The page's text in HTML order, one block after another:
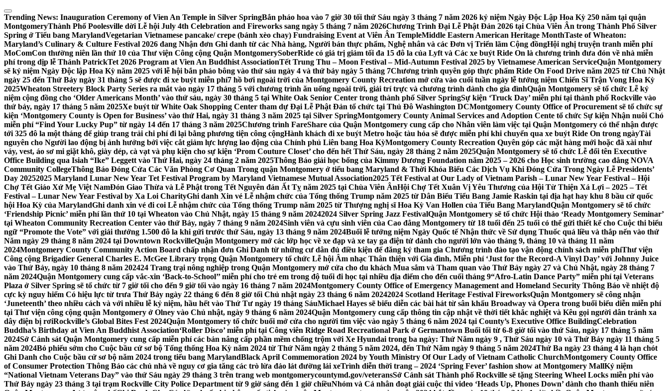
Skip
to
content
Trending News: Inauguration Ceremony of Vien An Temple in Silver SpringBắn pháo hoa vào 7 giờ 30 tối thứ Sáu ngày 3 tháng 7 năm 2026 kỷ niệm Ngày Độc Lập Hoa Kỳ 250 năm tại quận
MontgomeryThành Phố Poolesville dời Lễ hội July 4th Celebration and Fireworks sang ngày 5 tháng 7 năm 2026Chương Trình Đại Lễ Phật Đản 2026 tại Chùa Viên Ân trong Thành Phố Silver
Spring ở Tiểu bang MarylandVegetarian Vietnamese pancake/ crepe (bánh xèo chay) Fundraising Event at Viên Ân TempleMiddle Eastern American Heritage MonthTaste of Wheaton:
Maryland’s Culinary & Culture Festival 2026 đang Nhận đơn Ghi danh từ các Nhà hàng, Người bán thực phẩm, Nghệ nhân và các Đơn vị Triển lãm Cộng đồngHội nghị truyện tranh miễn phí
MoComCon thường niên lần thứ 10 của Thư viện Công cộng Quận MontgomerySoberRide có giá trị giảm tối đa 15 đô la của Lyft và Các xe buýt Ride On là chương trình đưa đón về nhà miễn
phí trong dịp lễ Thánh PatrickTet 2026 Program at Vien An Buddhist AssociationTết Trung Thu – Moon Festival – Mid-Autumn Festival 2025 by Vietnamese American ServiceQuận Montgomery
sẽ kỷ niệm Ngày Độc lập Hoa Kỳ năm 2025 với lễ hội bắn pháo bông vào thứ sáu ngày 4 và thứ bảy ngày 5 tháng 7Chương trình quyên góp thực phẩm Ride On Food Drive năm 2025 từ Chủ Nhật
ngày 25 đến Thứ Bảy ngày 31 tháng 5 sẽ được đi xe buýt miễn phí7 hồ bơi ngoài trời của Montgomery County Recreation mở cửa vào cuối tuần ngày lễ tưởng niệm Chiến Sĩ Trận Vong Hoa Kỳ
2025Wheaton Streetery Block Party Series ra mắt vào ngày 17 tháng 5 với chương trình ăn uống ngoài trời, giải trí trực và chương trình dành cho gia đìnhQuận Montgomery sẽ tổ chức Lễ kỷ
niệm cộng đồng cho ‘Older Americans Month’ vào thứ sáu, ngày 30 tháng 5 tại White Oak Senior Center trong thành phố Silver SpringSự kiện ‘Truck Day’ miễn phí tại thành phố Rockville vào
thứ bảy, ngày 17 tháng 5 năm 2025Xe buýt từ White Oak Shopping Center tham dự Đại Lễ Phật Đản tổ chức tại Thủ Đô Washington DCMontgomery County Office of Procurement sẽ tổ chức sự
kiện ‘Montgomery County is Open for Business’ vào thứ Hai, ngày 31 tháng 3 năm 2025 tại Silver SpringMontgomery County Animal Services and Adoption Cente tổ chức Sự kiện Nhận nuôi Chó
miễn phí “Find Your Lucky Pup” từ ngày 14 đến 17 tháng 3 năm 2025Chương trình FareShare của Quận Montgomery cung cấp cho Nhân viên làm việc tại Quận Montgomery có thể nhận được
tới 325 đô la một tháng để giúp trang trải chi phí đi lại bằng phương tiện công cộngHành khách đi xe buýt Metro hoặc tàu hỏa sẽ được miễn phí khi chuyển qua xe buýt Ride On trong ngàyTài
nguyên cho Người lao động bị ảnh hưởng bởi việc cắt giảm lực lượng lao động của Chính phủ Liên bang Hoa KỳMontgomery County Recreation Quyên góp các mặt hàng mới hoặc đã xài như
váy, vest, áo sơ mi giặt khô, giày dép, cà vạt và phụ kiện cho sự kiện ‘Prom Couture Closet’ cho đến hết Thứ Sáu, ngày 28 tháng 2 năm 2025Quận Montgomery sẽ tổ chức Lễ đổi tên Executive
Office Building qua Isiah “Ike” Leggett vào Thứ Hai, ngày 24 tháng 2 năm 2025Thông Báo giải học bổng của Kimmy Dương Foundation năm 2025 – 2026 cho Học sinh trường cao đẳng NOVA
Community CollegeThông Báo Đóng Cửa Các Văn Phòng Cơ Quan Trong quận Montgomery ở tiểu bang Maryland & Thời Khóa Biểu Các Dịch Vụ Khi Đóng Cửa Trong Ngày Lễ Presidents’
Day 20252025 Maryland Lunar New Year Tet Festival Program by Maryland Vietnamese Mutual Association2025 Tết Festival at Our Lady of Vietnam Parish – Lunar New Year Festival – Hội
Chợ Tết Giáo Xứ Mẹ Việt NamĐón Giao Thừa và Lễ Phật trong Tết Nguyên đán Ất Tỵ năm 2025 tại Chùa Viên ÂnHội Chợ Tết Xuân Vị Yêu Thương của Hội Từ Thiện Xá Lợi – 2025 – Tết
Festival – Lunar New Year Festival by Xa Loi CharityGhi danh Xin vé Lễ nhậm chức của Tổng thống Trump năm 2025 từ Dân Biểu Tiểu Bang Jamie Raskin tại địa hạt hay khu 8 bầu cử quốc
hội Hoa Kỳ của MarylandGhi danh xin vé đi coi Lễ nhậm chức của Tổng thống Trump năm 2025 từ Thượng nghị sĩ Hoa Kỳ Van Hollen của Tiểu Bang MarylandQuận Montgomery sẽ tổ chức
‘Friendship Picnic’ miễn phí lần thứ 10 tại Wheaton vào Chủ Nhật, ngày 15 tháng 9 năm 20242024 Silver Spring Jazz FestivalQuận Montgomery sẽ tổ chức Hội thảo ‘Ready Montgomery Seminar’
tại Wheaton Community Recreation Center vào thứ Bảy, ngày 7 tháng 9 năm 2024Sinh viên và cựu sinh viên của Cao đẳng Montgomery từ 18 tuổi đến 25 tuổi có thể gửi thiết kế cho Cuộc thi biểu
ngữ “Promote the Vote” với giải thưởng 1.500 đô la khi gửi trước thứ Sáu, ngày 13 tháng 9 năm 2024Buổi lễ tưởng niệm Ngày Quốc tế Nhận thức về Sử dụng Thuốc quá liều và thắp nến vào thứ
Năm ngày 29 tháng 8 năm 2024 tại Downtown RockvilleQuận Montgomery mở các lớp học về xe đạp và xe tay ga điện tử dành cho người lớn vào tháng 9, tháng 10 và tháng 11 năm
2024Montgomery County Community Action Board chấp nhận đơn Ghi Danh từ những cư dân đủ điều kiện để đăng ký tham gia Chương trình đào tạo vận động chính sách miễn phíThư viện
Công cộng Brigadier General Charles E. McGee Library trọng Quận Montgomery tổ chức Lễ hội Âm nhạc Thân thiện với Gia đình, Miễn phí ‘Just for the Record-A Vinyl Day’ với Johnny Juice
vào Thứ Bảy, ngày 10 tháng 8 năm 202424 Trang trại nông nghiệp trong Quận Montgomery mở cửa cho du khách Mua sắm và Tham quan vào Thứ Bảy ngày 27 và Chủ Nhật, ngày 28 tháng 7
năm 2024Quận Montgomery cung cấp vắc-xin ‘Back-to-School’’ miễn phí cho trẻ em trong độ tuổi đi học tại nhiều địa điểm cho đến cuối tháng 9“Afro-Latin Dance Party” miễn phí tại Veterans
Plaza ở Silver Spring sẽ tổ chức từ 7 giờ tối cho đến 9 giờ tối vào ngày 16 tháng 7 năm 2024Montgomery County Office of Emergency Management and Homeland Security Thông Báo về nhiệt độ
cực kỳ nguy hiểm Có hiệu lực từ trưa Thứ Bảy ngày 22 tháng 6 đến 8 giờ tối Chủ nhật ngày 23 tháng 6 năm 20242024 Scotland Heritage Festival FireworksQuận Montgomery sẽ công nhận
‘Juneteenth’ theo nhiều cách và với nhiều lễ kỷ niệm, hầu hết vào Thứ Tư ngày 19 tháng SáuMichael Hayes sẽ biểu diễn các bài hát từ sân khấu Broadway và Opera trong buổi biểu diễn miễn phí
tại Thư viện công cộng quận Montgomery ở Olney vào Chủ nhật, ngày 9 tháng 6 năm 2024Quận Montgomery cung cấp thông tin cập nhật về thời tiết khắc nghiệt và Kêu gọi người dân tránh xa
dây điện bị rơiRockville’s Global Bites Fest 2024Quận Montgomery tổ chức buổi mở cửa cho người tìm việc vào ngày 5 tháng 6 năm 2024 tại County’s Executive Office BuildingCelebration
Buddha’s Birthday at Vien An Buddhist Association‘Roller Disco’ miễn phí tại Công viên Ridge Road Recreational Park ở Germantown Buổi tối từ 6-8 giờ tối vào thứ Sáu, ngày 17 tháng 5 năm
2024Sở Cảnh sát Quận Montgomery cung cấp miễn phí các bản nâng cấp phần mềm chống trộm với Xe Hyundai trong ba ngày: Thứ Năm ngày 9 , Thứ Sáu ngày 10 và Thứ Bảy ngày 11 tháng 5
năm 2024Bỏ phiếu sớm cho Cuộc bầu cử sơ bộ Tổng thống Hoa Kỳ năm 2024 từ Thứ Năm ngày 2 tháng 5 năm 2024, đến Thứ Năm ngày 9 tháng 5 năm 2024Thứ Ba ngày 23 tháng 4 là hạn chót
Ghi Danh cho Cuộc bầu cử sơ bộ năm 2024 trong tiểu bang MarylandBlack April Commemoration 2024 by Youth Ministry Of Our Lady of Vietnam Catholic ChurchMontgomery County Office
of Consumer Protection Thông Báo các chủ nhà về nguy cơ gia tăng các trò lừa đảo lát đường lái xeTrình diễn thời trang – 2024 ‘Spring Fever’ fashion show at Montgomery MallKỷ niệm
“National Vietnam Veterans Day” vào thứ Sáu ngày 29 tháng 3 trên trang web montgomerycountymd.gov/veteransSở Cảnh sát Thành phố Rockville sẽ tặng Steering Wheel Locks miễn phí vào
Thứ Bảy ngày 23 tháng 3 tại trạm Rockville City Police Department từ 9 giờ sáng đến 1 giờ chiềuNhóm và Cá nhân đoạt giải cuộc thi video ‘Heads Up, Phones Down’ dành cho thanh thiếu niên